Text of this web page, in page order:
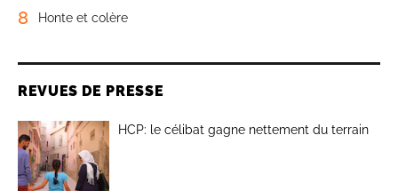
8 Honte et colère
REVUES DE PRESSE
HCP: le célibat gagne nettement du terrain